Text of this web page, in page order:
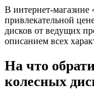
В интернет-
привлекательной
дисков от ведущих
описанием всех
На что
колесных